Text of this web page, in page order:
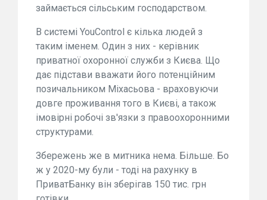
займається сільським господарством.
В системі YouControl є кілька людей з
таким іменем. Один з них - керівник
приватної охоронної служби з Києва. Що
дає підстави вважати його потенційним
позичальником Міхасьова - враховуючи
довге проживання того в Києві, а також
імовірні робочі зв'язки з правоохоронними
структурами.
Збережень же в митника нема. Більше. Бо
ж у 2020-му були - тоді на рахунку в
ПриватБанку він зберігав 150 тис. грн